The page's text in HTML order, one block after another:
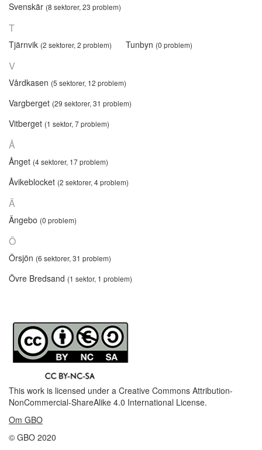
Svenskär (8 sektorer, 23 problem)
T
Tjärnvik (2 sektorer, 2 problem) Tunbyn (0 problem)
V
Vårdkasen (5 sektorer, 12 problem)
Vargberget (29 sektorer, 31 problem)
Vitberget (1 sektor, 7 problem)
Å
Ånget (4 sektorer, 17 problem)
Åvikeblocket (2 sektorer, 4 problem)
Ä
Ängebo (0 problem)
Ö
Örsjön (6 sektorer, 31 problem)
Övre Bredsand (1 sektor, 1 problem)
This work is licensed under a Creative Commons Attribution-
NonCommercial-ShareAlike 4.0 International License.
Om GBO
© GBO 2020